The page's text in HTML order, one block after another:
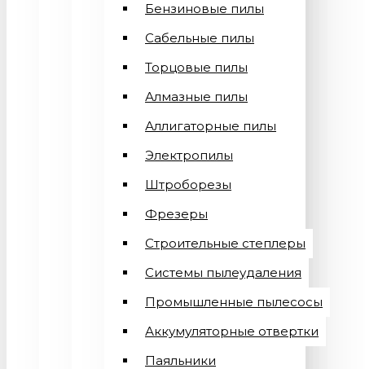
Бензиновые пилы
Сабельные пилы
Торцовые пилы
Алмазные пилы
Аллигаторные пилы
Электропилы
Штроборезы
Фрезеры
Строительные степлеры
Системы пылеудаления
Промышленные пылесосы
Аккумуляторные отвертки
Паяльники